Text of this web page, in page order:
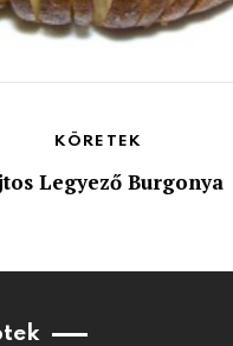
KÖRETEK
Legyező Burgonya